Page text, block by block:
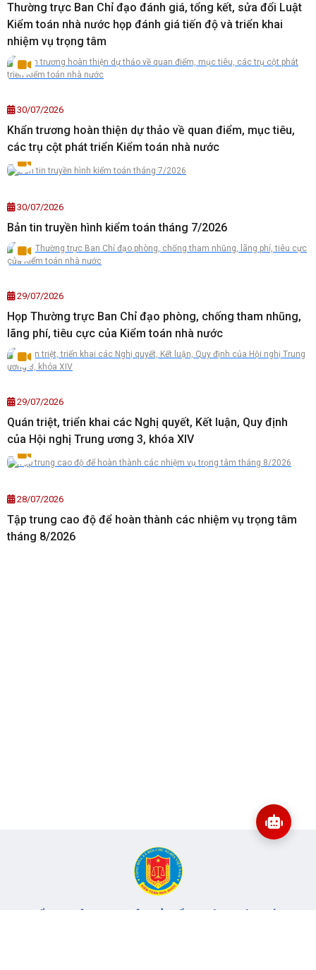
Thường trực Ban Chỉ đạo đánh giá, tổng kết, sửa đổi Luật
Kiểm toán nhà nước họp đánh giá tiến độ và triển khai
nhiệm vụ trọng tâm
30/07/2026
Khẩn trương hoàn thiện dự thảo về quan điểm, mục tiêu,
các trụ cột phát triển Kiểm toán nhà nước
30/07/2026
Bản tin truyền hình kiểm toán tháng 7/2026
29/07/2026
Họp Thường trực Ban Chỉ đạo phòng, chống tham nhũng,
lãng phí, tiêu cực của Kiểm toán nhà nước
29/07/2026
Quán triệt, triển khai các Nghị quyết, Kết luận, Quy định
của Hội nghị Trung ương 3, khóa XIV
28/07/2026
Tập trung cao độ để hoàn thành các nhiệm vụ trọng tâm
tháng 8/2026